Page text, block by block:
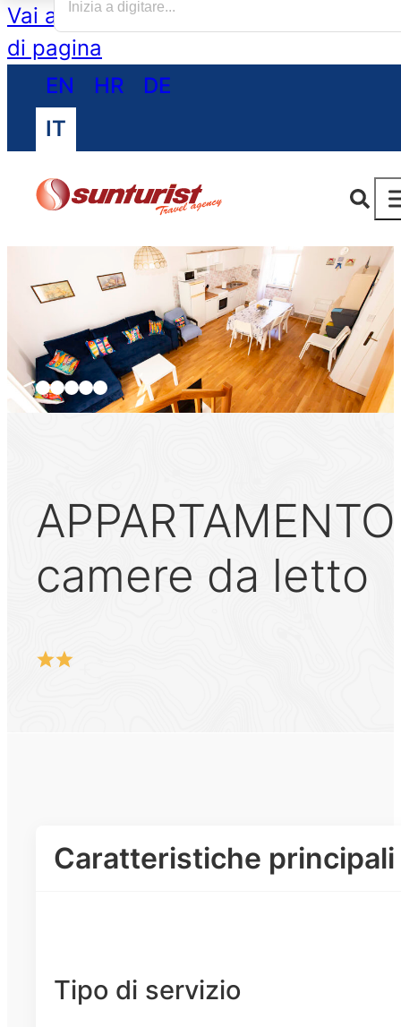
Vai al contenuto principale
di pagina
EN
HR
DE
IT
camere da letto
Caratteristiche principali
Tipo di servizio